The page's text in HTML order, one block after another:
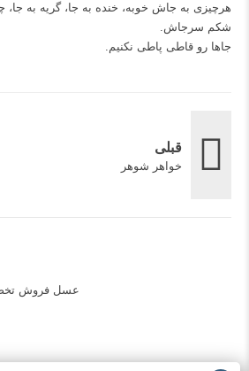
هرچیزی به جاش خوبه، خنده به جا، گریه به
شکم سرجاش.
جاها رو قاطی پاطی نکنیم.
قبلی
خواهر شوهر
عسل فروش